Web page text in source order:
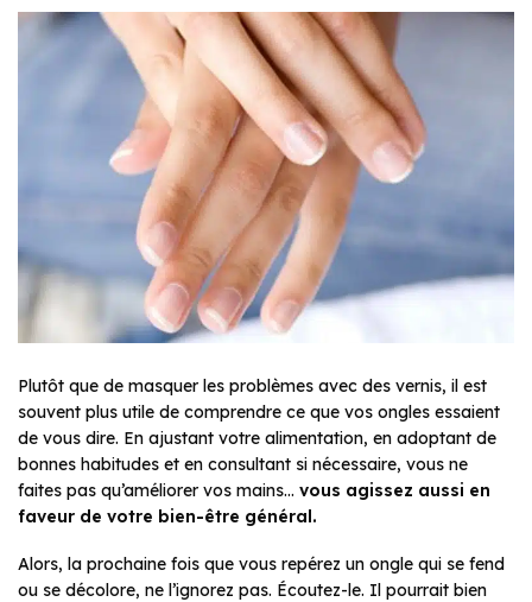
Plutôt que de masquer les problèmes avec des vernis, il est
souvent plus utile de comprendre ce que vos ongles essaient
de vous dire. En ajustant votre alimentation, en adoptant de
bonnes habitudes et en consultant si nécessaire, vous ne
faites pas qu’améliorer vos mains… vous agissez aussi en
faveur de votre bien-être général.
Alors, la prochaine fois que vous repérez un ongle qui se fend
ou se décolore, ne l’ignorez pas. Écoutez-le. Il pourrait bien